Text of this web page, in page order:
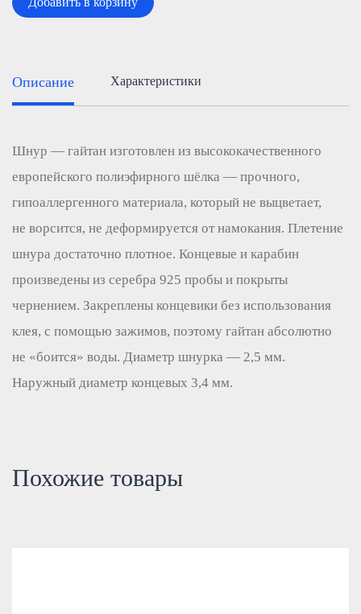
Описание Характеристики
Шнур — гайтан изготовлен из высококачественного
европейского полиэфирного шёлка — прочного,
гипоаллергенного материала, который не выцветает,
не ворсится, не деформируется от намокания. Плетение
шнура достаточно плотное. Концевые и карабин
произведены из серебра 925 пробы и покрыты
чернением. Закреплены концевики без использования
клея, с помощью зажимов, поэтому гайтан абсолютно
не «боится» воды. Диаметр шнурка — 2,5 мм.
Наружный диаметр концевых 3,4 мм.
Похожие товары